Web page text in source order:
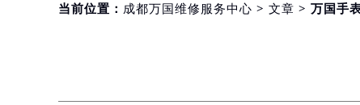
当前位置： 成都万国维修服务中心 > 文章 > 万国手